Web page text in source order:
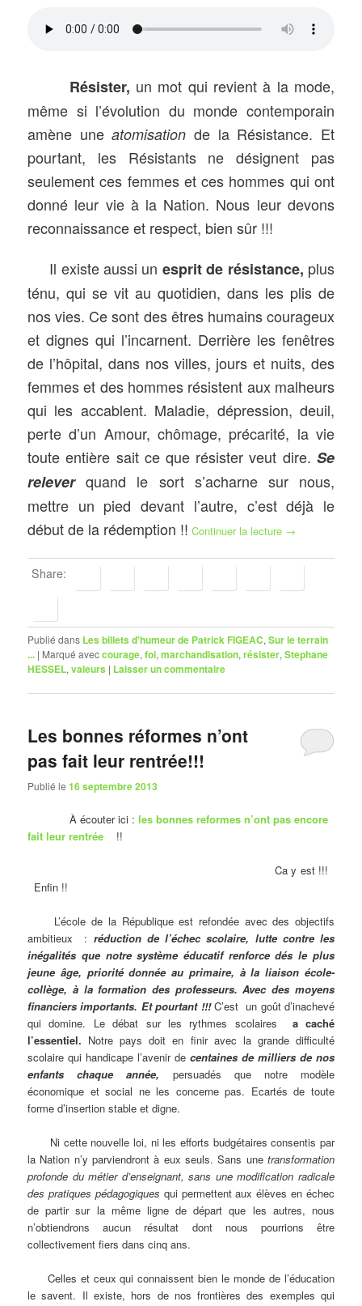
Résister, un mot qui revient à la mode,
même si l’évolution du monde contemporain
amène uneatomisation de la Résistance. Et
pourtant, les Résistants ne désignent pas
seulement ces femmes et ces hommes qui ont
donné leur vie à la Nation. Nous leur devons
reconnaissance et respect, bien sûr !!!
Il existe aussi un esprit de résistance, plus
ténu, qui se vit au quotidien, dans les plis de
nos vies. Ce sont des êtres humains courageux
et dignes qui l’incarnent. Derrière les fenêtres
de l’hôpital, dans nos villes, jours et nuits, des
femmes et des hommes résistent aux malheurs
qui les accablent. Maladie, dépression, deuil,
perte d’un Amour, chômage, précarité, la vie
toute entière sait ce que résister veut dire. Se
releverquand le sort s’acharne sur nous,
mettre un pied devant l’autre, c’est déjà le
début de la rédemption !! Continuer la lecture →
Share:
Publié dans Les billets d'humeur de Patrick FIGEAC,Sur le terrain
... | Marqué aveccourage,foi,marchandisation,résister,Stephane
HESSEL,valeurs | Laisser un commentaire
Les bonnes réformes n’ont
pas fait leur rentrée!!!
Publié le16 septembre 2013
À écouter ici : les bonnes reformes n’ont pas encore
fait leur rentrée
!!
Ca y est !!!
Enfin !!
L’école de la République est refondée avec des objectifs
ambitieux : réduction de l’échec scolaire, lutte contre les
inégalités que notre système éducatif renforce dés le plus
jeune âge, priorité donnée au primaire, à la liaison école-
collège, à la formation des professeurs. Avec des moyens
financiers importants. Et pourtant !!!C’est un goût d’inachevé
qui domine. Le débat sur les rythmes scolaires
a caché
l’essentiel. Notre pays doit en finir avec la grande difficulté
scolaire qui handicape l’avenir de centaines de milliers de nos
enfants chaque année, persuadés que notre modèle
économique et social ne les concerne pas. Ecartés de toute
forme d’insertion stable et digne.
Ni cette nouvelle loi, ni les efforts budgétaires consentis par
la Nation n’y parviendront à eux seuls. Sans unetransformation
profonde du métier d’enseignant, sans une modification radicale
des pratiques pédagogiques qui permettent aux élèves en échec
de partir sur la même ligne de départ que les autres, nous
n’obtiendrons aucun résultat dont nous pourrions être
collectivement fiers dans cinq ans.
Celles et ceux qui connaissent bien le monde de l’éducation
le savent. Il existe, hors de nos frontières des exemples qui